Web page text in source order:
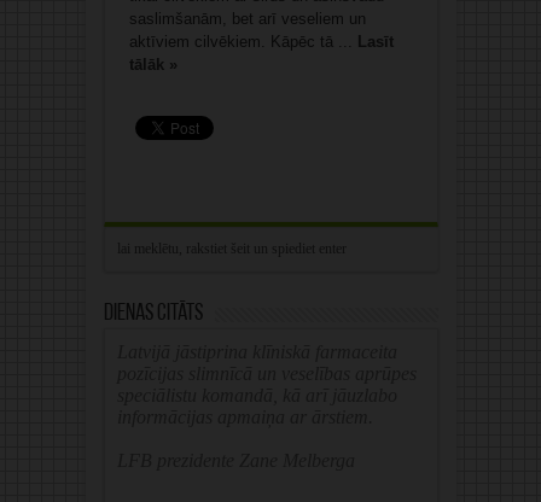
saslimšanām, bet arī veseliem un
aktīviem cilvēkiem. Kāpēc tā ... Lasīt
tālāk »
Dienas citāts